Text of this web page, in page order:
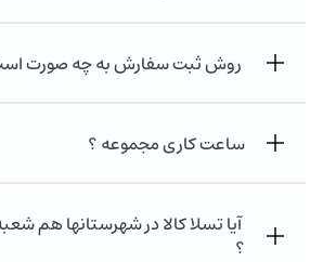
روش ثبت سفارش به چه صورت
ساعت کاری مجموعه ؟
آیا تسلا کالا در شهرستانها هم
؟